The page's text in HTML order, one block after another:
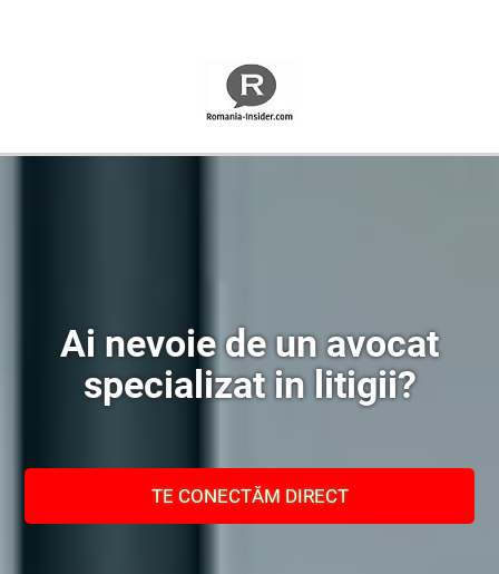
Ai nevoie de un avocat
specializat in litigii?
TE CONECTĂM DIRECT